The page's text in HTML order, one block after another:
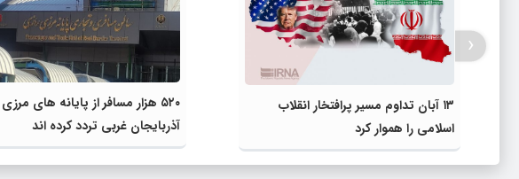
۱۳ آبان تداوم مسیر پرافتخار انقلاب
اسلامی را هموار کرد
۵۲۰ هزار مسافر از پایانه های مرزی
آذربایجان غربی تردد کرده اند
‹